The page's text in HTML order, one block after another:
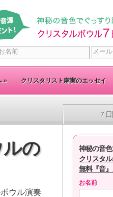
» クリスタリスト麻実のエッセイ
の
ウル演奏
７
神秘の音
クリスタ
無料『音
お名前